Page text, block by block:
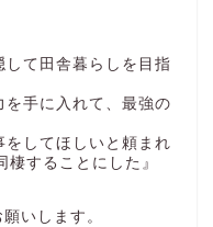
して田舎暮らしを目指
を手に入れて、最強の
をしてほしいと頼まれ
することにした』
いします。